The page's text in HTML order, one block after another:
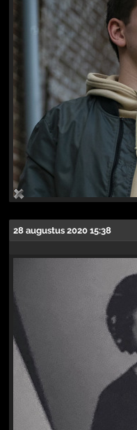
28 augustus 2020 15:38